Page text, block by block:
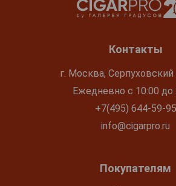
Контакты
г. Москва, Серпуховский
Ежедневно с 10:00 до
+7(495) 644-59-95
info@cigarpro.ru
Покупателям